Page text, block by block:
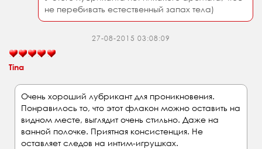
не перебивать естественный запах тела)
27-08-2015 03:08:09
Tina
Очень хороший лубрикант для проникновения.
Понравилось то, что этот флакон можно оставить на
видном месте, выглядит очень стильно. Даже на
ванной полочке. Приятная консистенция. Не
оставляет следов на интим-игрушках.